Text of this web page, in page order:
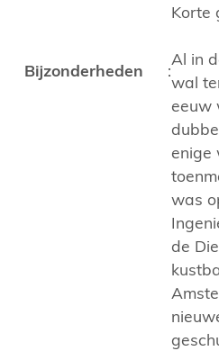
Bijzonderheden :
Korte
Al in
wal
eeuw
enige
was
de